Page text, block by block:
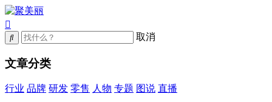
取消
文章分类
行业 品牌 研发 零售 人物 专题 图说 直播